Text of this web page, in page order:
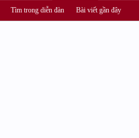
Tìm trong diễn đàn Bài viết gần đây